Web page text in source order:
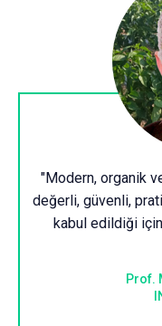
"Modern, organik
değerli, güvenli,
kabul edildiği
Prof.